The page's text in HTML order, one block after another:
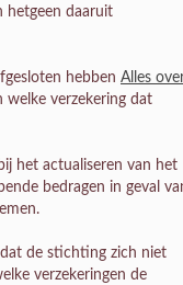
hetgeen daaruit
hebben Alles
welke verzekering dat
het actualiseren van het
bedragen in geval
de stichting zich niet
verzekeringen de